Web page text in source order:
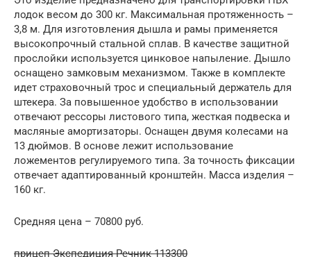
лодок весом до 300 кг. Максимальная протяженность –
3,8 м. Для изготовления дышла и рамы применяется
высокопрочный стальной сплав. В качестве защитной
прослойки используется цинковое напыление. Дышло
оснащено замковым механизмом. Также в комплекте
идет страховочный трос и специальный держатель для
штекера. За повышенное удобство в использовании
отвечают рессоры листового типа, жесткая подвеска и
масляные амортизаторы. Оснащен двумя колесами на
13 дюймов. В основе лежит использование
ложементов регулируемого типа. За точность фиксации
отвечает адаптированный кронштейн. Масса изделия –
160 кг.
Средняя цена – 70800 руб.
прицеп Экспедиция Речник 113300